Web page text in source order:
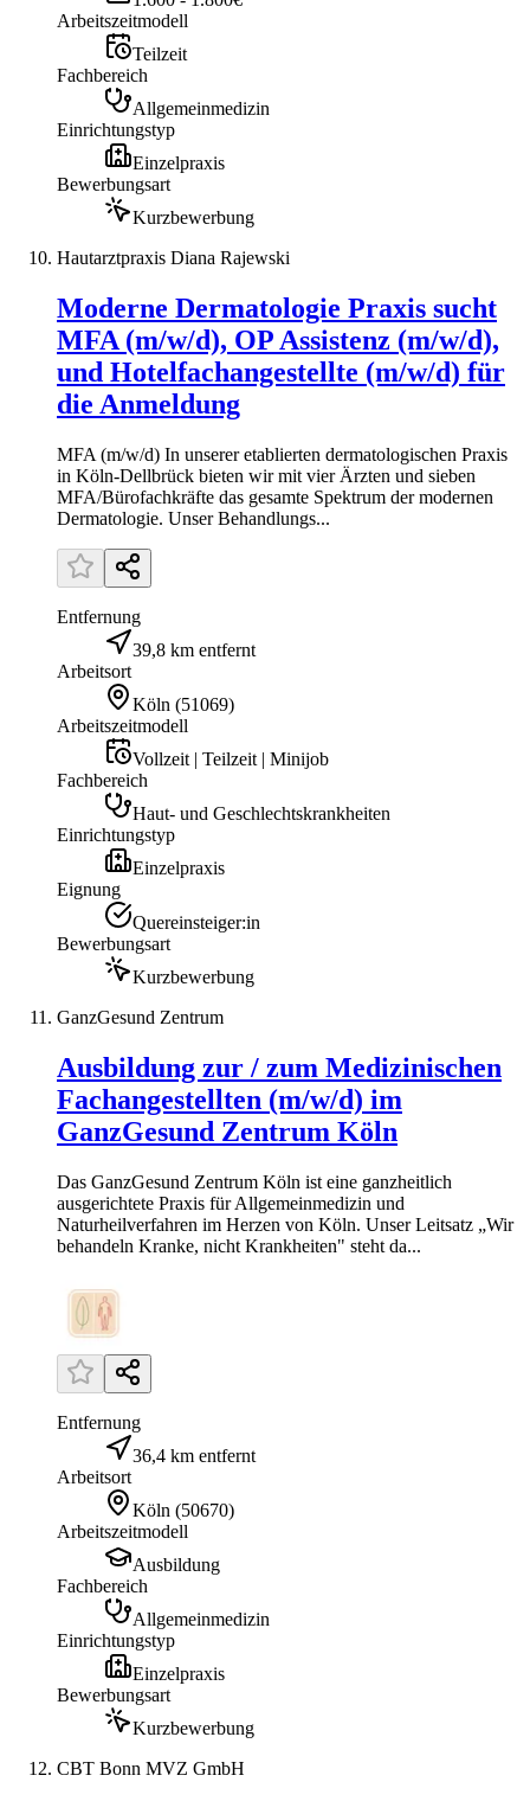
Arbeitszeitmodell
Teilzeit
Fachbereich
Allgemeinmedizin
Einrichtungstyp
Einzelpraxis
Bewerbungsart
Kurzbewerbung
Hautarztpraxis Diana Rajewski
Moderne Dermatologie Praxis sucht
MFA (m/w/d), OP Assistenz (m/w/d),
und Hotelfachangestellte (m/w/d) für
die Anmeldung
MFA (m/w/d) In unserer etablierten dermatologischen Praxis
in Köln-Dellbrück bieten wir mit vier Ärzten und sieben
MFA/Bürofachkräfte das gesamte Spektrum der modernen
Dermatologie. Unser Behandlungs...
Entfernung
39,8 km entfernt
Arbeitsort
Köln (51069)
Arbeitszeitmodell
Vollzeit | Teilzeit | Minijob
Fachbereich
Haut- und Geschlechtskrankheiten
Einrichtungstyp
Einzelpraxis
Eignung
Quereinsteiger:in
Bewerbungsart
Kurzbewerbung
GanzGesund Zentrum
Ausbildung zur / zum Medizinischen
Fachangestellten (m/w/d) im
GanzGesund Zentrum Köln
Das GanzGesund Zentrum Köln ist eine ganzheitlich
ausgerichtete Praxis für Allgemeinmedizin und
Naturheilverfahren im Herzen von Köln. Unser Leitsatz „Wir
behandeln Kranke, nicht Krankheiten" steht da...
Entfernung
36,4 km entfernt
Arbeitsort
Köln (50670)
Arbeitszeitmodell
Ausbildung
Fachbereich
Allgemeinmedizin
Einrichtungstyp
Einzelpraxis
Bewerbungsart
Kurzbewerbung
CBT Bonn MVZ GmbH